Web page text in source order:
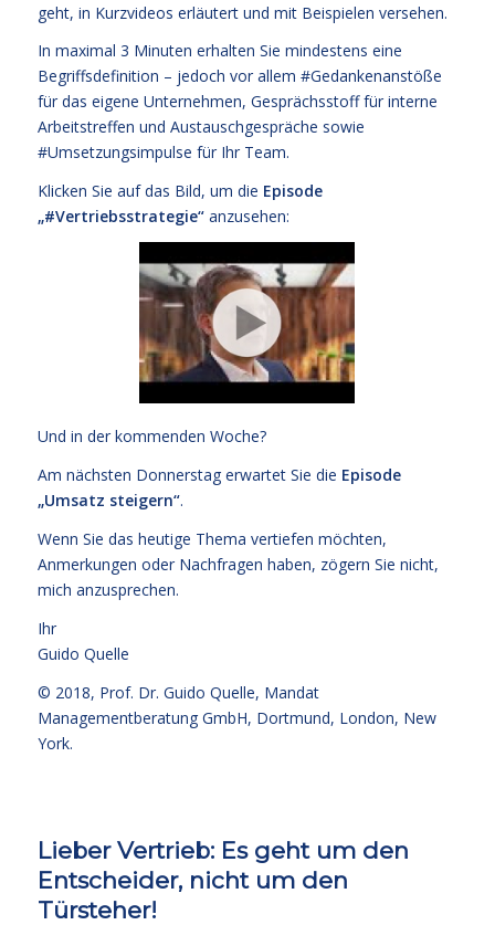
geht, in Kurzvideos erläutert und mit Beispielen versehen.
In maximal 3 Minuten erhalten Sie mindestens eine
Begriffsdefinition – jedoch vor allem #Gedankenanstöße
für das eigene Unternehmen, Gesprächsstoff für interne
Arbeitstreffen und Austauschgespräche sowie
#Umsetzungsimpulse für Ihr Team.
Klicken Sie auf das Bild, um die Episode
„#Vertriebsstrategie“ anzusehen:
Und in der kommenden Woche?
Am nächsten Donnerstag erwartet Sie die Episode
„Umsatz steigern“.
Wenn Sie das heutige Thema vertiefen möchten,
Anmerkungen oder Nachfragen haben, zögern Sie nicht,
mich anzusprechen.
Ihr
Guido Quelle
© 2018, Prof. Dr. Guido Quelle, Mandat
Managementberatung GmbH, Dortmund, London, New
York.
Lieber Vertrieb: Es geht um den
Entscheider, nicht um den
Türsteher!